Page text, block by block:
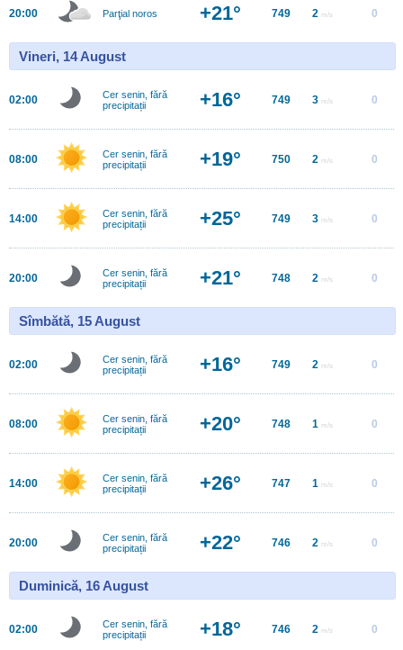
20:00 Parţial noros +21° 749 2 m/s 0
Vineri, 14 August
02:00
Cer senin, fără
precipitații
+16° 749 3 m/s 0
08:00
Cer senin, fără
precipitații
+19° 750 2 m/s 0
14:00
Cer senin, fără
precipitații
+25° 749 3 m/s 0
20:00
Cer senin, fără
precipitații
+21° 748 2 m/s 0
Sîmbătă, 15 August
02:00
Cer senin, fără
precipitații
+16° 749 2 m/s 0
08:00
Cer senin, fără
precipitații
+20° 748 1 m/s 0
14:00
Cer senin, fără
precipitații
+26° 747 1 m/s 0
20:00
Cer senin, fără
precipitații
+22° 746 2 m/s 0
Duminică, 16 August
02:00
Cer senin, fără
precipitații
+18° 746 2 m/s 0